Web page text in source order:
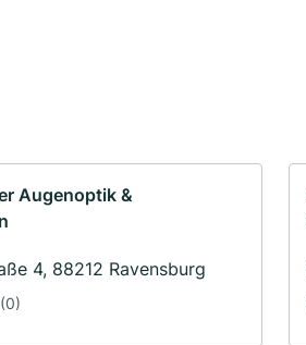
Augenoptik &
4, 88212 Ravensburg
(0)